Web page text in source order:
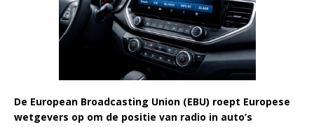
De European Broadcasting Union (EBU) roept Europese
wetgevers op om de positie van radio in auto’s